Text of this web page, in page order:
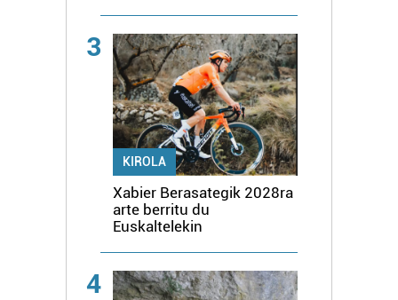
3
KIROLA
Xabier Berasategik 2028ra
arte berritu du
Euskaltelekin
4